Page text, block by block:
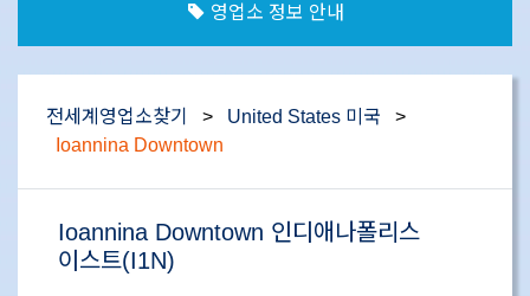
영업소 정보 안내
전세계영업소찾기 > United States 미국
>
Ioannina Downtown
Ioannina Downtown 인디애나폴리스
이스트(I1N)